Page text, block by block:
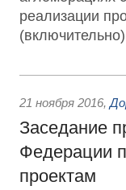
реализации
21 ноября 2016,
Заседание
Федерации
проектам